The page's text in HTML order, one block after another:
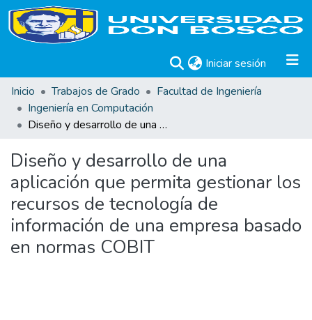
Iniciar sesión (current)
Inicio
Trabajos de Grado
Facultad de Ingeniería
Ingeniería en Computación
Diseño y desarrollo de una aplicación que permita gestionar los recursos de tecnología de información de una empresa basado en normas COBIT
Diseño y desarrollo de una
aplicación que permita gestionar los
recursos de tecnología de
información de una empresa basado
en normas COBIT